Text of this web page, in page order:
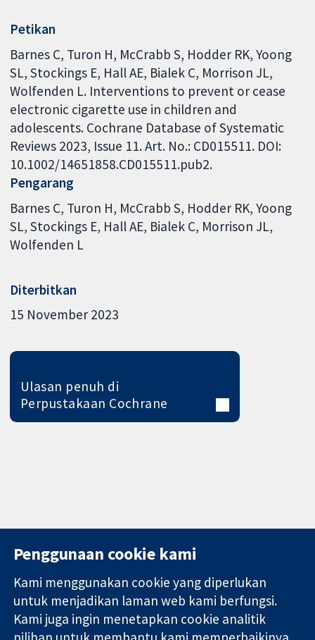
Petikan
Barnes C, Turon H, McCrabb S, Hodder RK, Yoong
SL, Stockings E, Hall AE, Bialek C, Morrison JL,
Wolfenden L. Interventions to prevent or cease
electronic cigarette use in children and
adolescents. Cochrane Database of Systematic
Reviews 2023, Issue 11. Art. No.: CD015511. DOI:
10.1002/14651858.CD015511.pub2.
Pengarang
Barnes C Turon H McCrabb S Hodder RK Yoong
SL Stockings E Hall AE Bialek C Morrison JL
Wolfenden L
Diterbitkan
15 November 2023
Ulasan penuh di
Perpustakaan Cochrane
Bukti yang
dipercayai.
11-13 Cavendish
Square
London
Hubungi kita
Berita
Pejabat
Penggunaan cookie kami
Kami menggunakan cookie yang diperlukan
untuk menjadikan laman web kami berfungsi.
Kami juga ingin menetapkan cookie analitik